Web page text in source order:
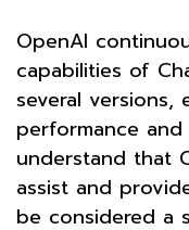
OpenAI
capabilities of
several versions,
performance
understand that
assist and
be considered a